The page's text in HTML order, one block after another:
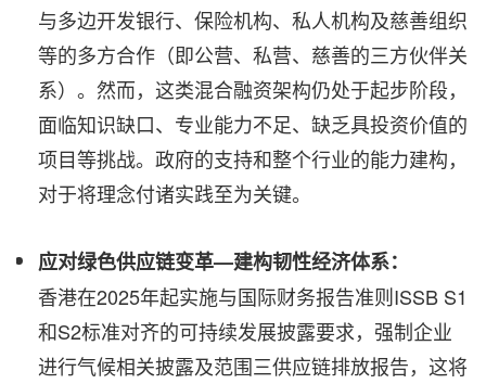
与多边开发银行、保险机构、私人机构及慈善组织
等的多方合作（即公营、私营、慈善的三方伙伴关
系）。然而，这类混合融资架构仍处于起步阶段，
面临知识缺口、专业能力不足、缺乏具投资价值的
项目等挑战。政府的支持和整个行业的能力建构，
对于将理念付诸实践至为关键。
应对绿色供应链变革—建构韧性经济体系：
香港在2025年起实施与国际财务报告准则ISSB S1
和S2标准对齐的可持续发展披露要求，强制企业
进行气候相关披露及范围三供应链排放报告，这将